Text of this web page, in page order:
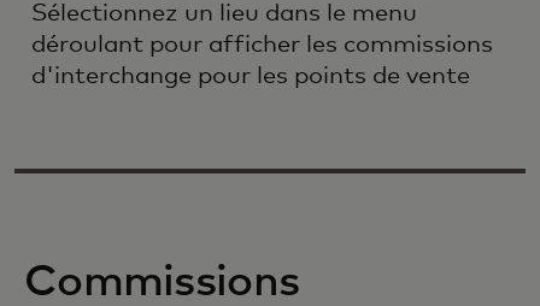
Sélectionnez un lieu dans le menu
déroulant pour afficher les commissions
d'interchange pour les points de vente
Commissions